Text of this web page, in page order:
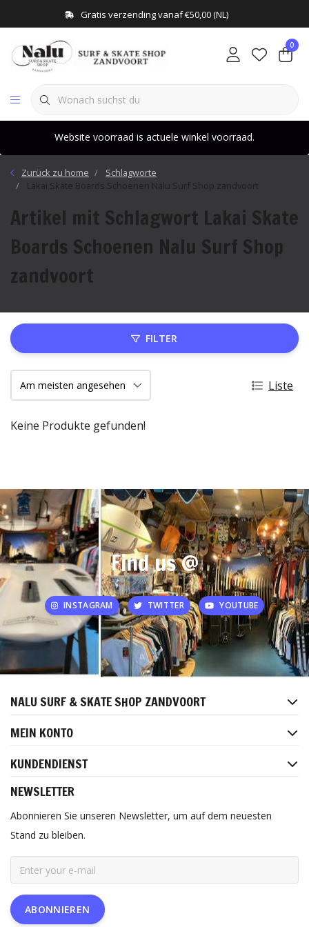
Gratis verzending vanaf €50,00 (NL)
0
Website voorraad is actuele winkel voorraad.
Zurück zu home
Schlagworte
Lakai Skate Boards Schoenen Nalu Surf Shop zandvoort
Artikel mit Schlagwort Lakai Skate
Boards Schoenen Nalu Surf Shop
zandvoort
FILTER
Liste
Keine Produkte gefunden!
Find us @
INSTAGRAM TWITTER YOUTUBE
NALU SURF & SKATE SHOP ZANDVOORT
MEIN KONTO
KUNDENDIENST
NEWSLETTER
Abonnieren Sie unseren Newsletter, um auf dem neuesten
Stand zu bleiben.
ABONNIEREN